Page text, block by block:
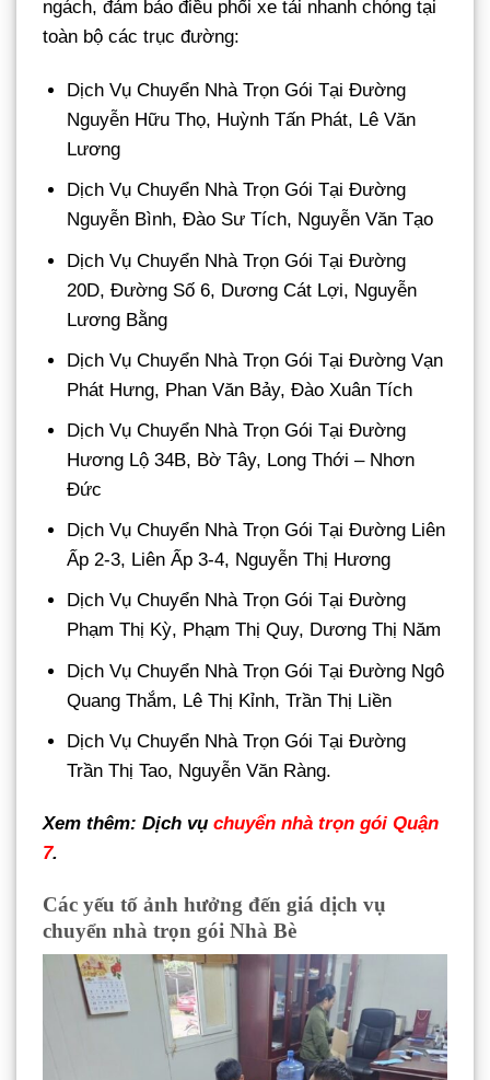
ngách, đảm bảo điều phối xe tải nhanh chóng tại
toàn bộ các trục đường:
Dịch Vụ Chuyển Nhà Trọn Gói Tại Đường
Nguyễn Hữu Thọ, Huỳnh Tấn Phát, Lê Văn
Lương
Dịch Vụ Chuyển Nhà Trọn Gói Tại Đường
Nguyễn Bình, Đào Sư Tích, Nguyễn Văn Tạo
Dịch Vụ Chuyển Nhà Trọn Gói Tại Đường
20D, Đường Số 6, Dương Cát Lợi, Nguyễn
Lương Bằng
Dịch Vụ Chuyển Nhà Trọn Gói Tại Đường Vạn
Phát Hưng, Phan Văn Bảy, Đào Xuân Tích
Dịch Vụ Chuyển Nhà Trọn Gói Tại Đường
Hương Lộ 34B, Bờ Tây, Long Thới – Nhơn
Đức
Dịch Vụ Chuyển Nhà Trọn Gói Tại Đường Liên
Ấp 2‑3, Liên Ấp 3‑4, Nguyễn Thị Hương
Dịch Vụ Chuyển Nhà Trọn Gói Tại Đường
Phạm Thị Kỳ, Phạm Thị Quy, Dương Thị Năm
Dịch Vụ Chuyển Nhà Trọn Gói Tại Đường Ngô
Quang Thắm, Lê Thị Kỉnh, Trần Thị Liền
Dịch Vụ Chuyển Nhà Trọn Gói Tại Đường
Trần Thị Tao, Nguyễn Văn Ràng.
Xem thêm: Dịch vụ chuyển nhà trọn gói Quận
7.
Các yếu tố ảnh hưởng đến giá dịch vụ
chuyển nhà trọn gói Nhà Bè